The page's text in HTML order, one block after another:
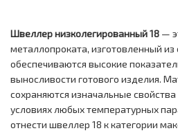
Швеллер низколегированный 18 —
металлопроката, изготовленный из
обеспечиваются высокие
выносливости готового изделия.
сохраняются изначальные свойства
условиях любых температурных
отнести швеллер 18 к категории